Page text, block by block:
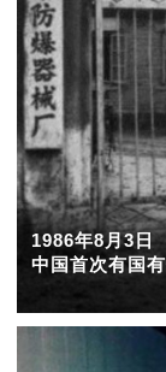
1986年8月3日
中国首次有国